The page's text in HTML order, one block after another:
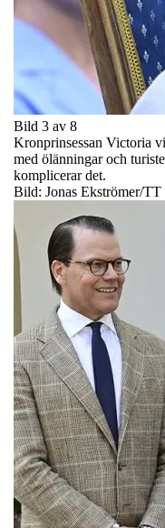
Bild 3 av 8
Kronprinsessan Victoria
med ölänningar och
komplicerar det.
Bild: Jonas Ekströmer/TT